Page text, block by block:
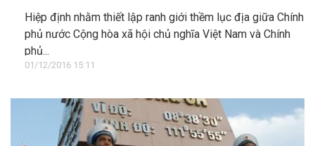
lục địa
Hiệp định nhằm thiết lập ranh giới thềm lục địa giữa Chính
phủ nước Cộng hòa xã hội chủ nghĩa Việt Nam và Chính
phủ...
01/12/2016 15:11